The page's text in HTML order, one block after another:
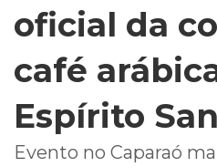
oficial da
café
Espírito
Evento no Caparaó